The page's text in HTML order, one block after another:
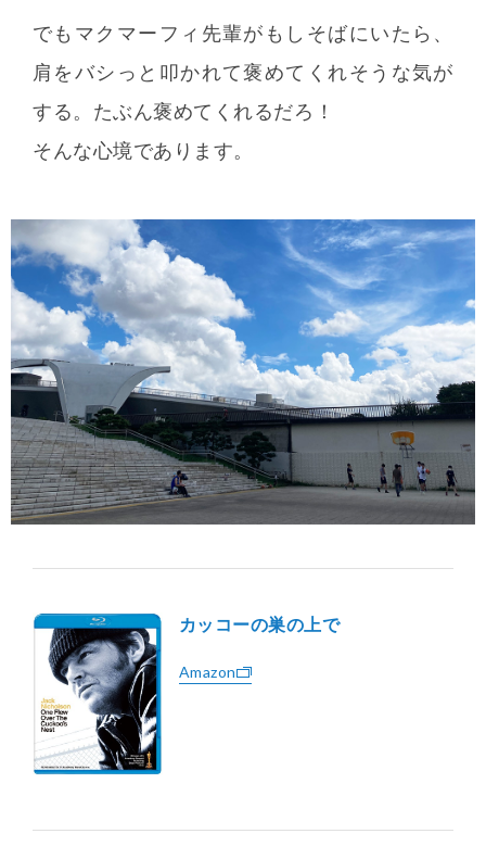
でもマクマーフィ先輩がもしそばにいたら、
肩をバシっと叩かれて褒めてくれそうな気が
する。たぶん褒めてくれるだろ！
そんな心境であります。
カッコーの巣の上で
Amazon